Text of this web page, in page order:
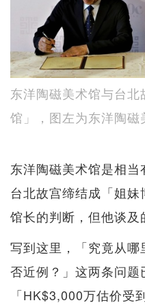
东洋陶磁美术馆与台
馆」，图左为东洋陶
东洋陶磁美术馆是相
台北故宫缔结成「姐
馆长的判断，但他谈及
写到这里，「究竟从
否近例？」这两条问
「HK$3,000万估价受